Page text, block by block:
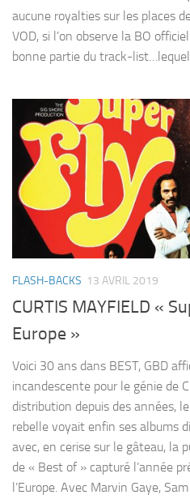
aucune royalties sur les places
VOD, si l’on observe la BO
bonne partie du track-
FLASH-BACKS 13 AVRIL 2019
CURTIS MAYFIELD «
Europe »
Voici 30 ans dans BEST, GBD
incandescente pour le génie de
distribution depuis des années,
rebelle voyait enfin ses albums
avec, en cerise sur le gâteau, la
de « Best of » capturé l’année
l’Europe. Avec Marvin Gaye,